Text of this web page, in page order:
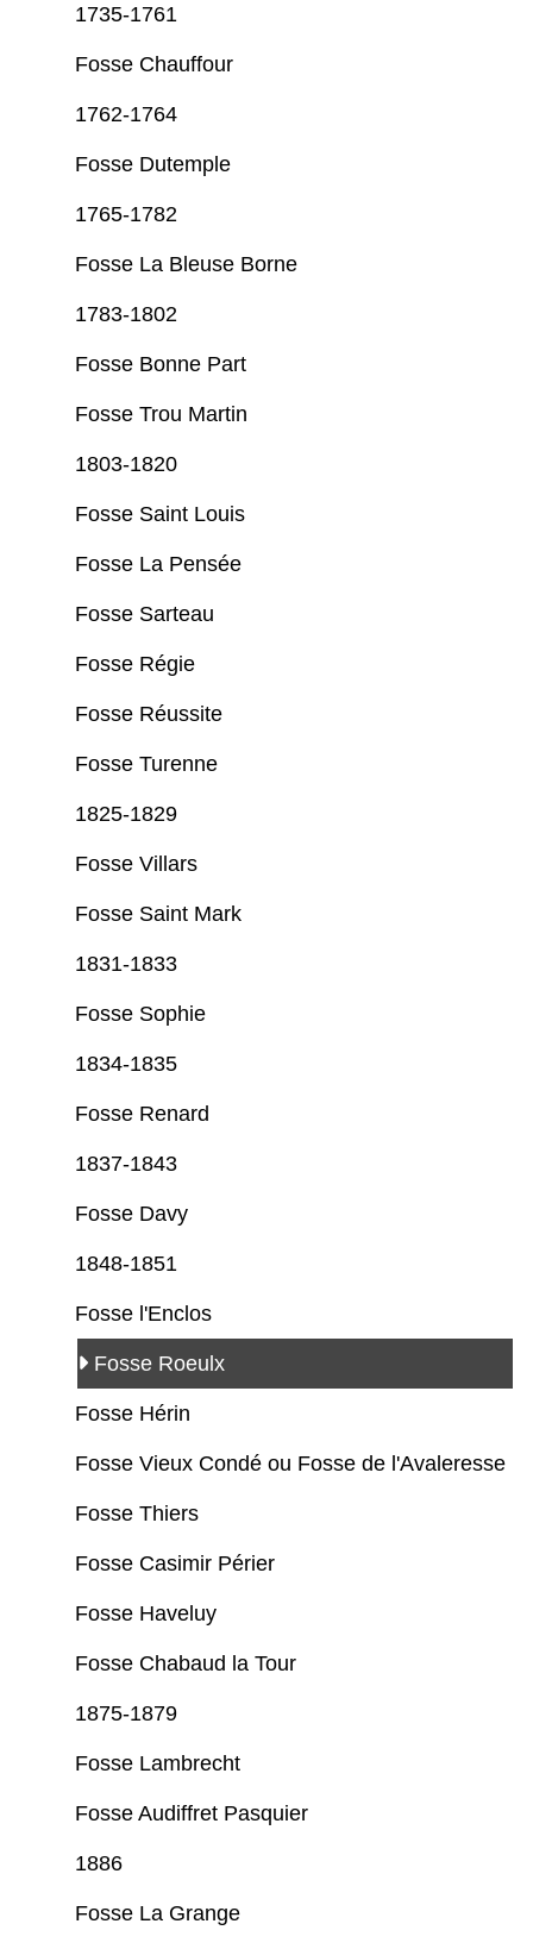
1735-1761
Fosse Chauffour
1762-1764
Fosse Dutemple
1765-1782
Fosse La Bleuse Borne
1783-1802
Fosse Bonne Part
Fosse Trou Martin
1803-1820
Fosse Saint Louis
Fosse La Pensée
Fosse Sarteau
Fosse Régie
Fosse Réussite
Fosse Turenne
1825-1829
Fosse Villars
Fosse Saint Mark
1831-1833
Fosse Sophie
1834-1835
Fosse Renard
1837-1843
Fosse Davy
1848-1851
Fosse l'Enclos
Fosse Roeulx
Fosse Hérin
Fosse Vieux Condé ou Fosse de l'Avaleresse
Fosse Thiers
Fosse Casimir Périer
Fosse Haveluy
Fosse Chabaud la Tour
1875-1879
Fosse Lambrecht
Fosse Audiffret Pasquier
1886
Fosse La Grange